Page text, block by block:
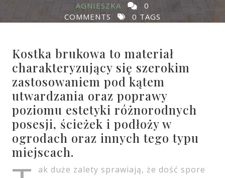
AGNIESZKA
0
COMMENTS
0 TAGS
Kostka brukowa to materiał
charakteryzujący się szerokim
zastosowaniem pod kątem
utwardzania oraz poprawy
poziomu estetyki różnorodnych
posesji, ścieżek i podłoży w
ogrodach oraz innych tego typu
miejscach.
ak duże zalety sprawiają, że dość spore